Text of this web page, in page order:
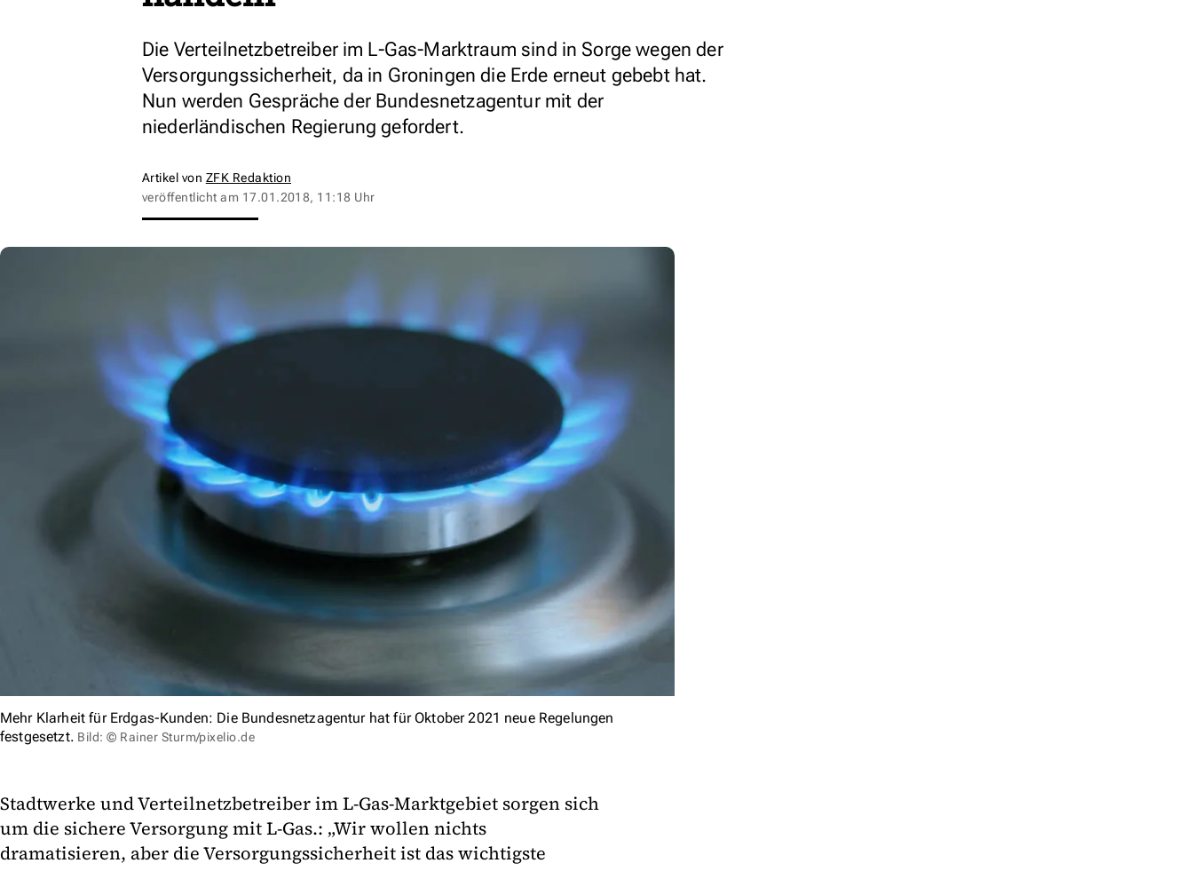
Die Verteilnetzbetreiber im L-Gas-Marktraum sind in Sorge wegen der
Versorgungssicherheit, da in Groningen die Erde erneut gebebt hat.
Nun werden Gespräche der Bundesnetzagentur mit der
niederländischen Regierung gefordert.
Artikel von ZFK Redaktion
veröffentlicht am 17.01.2018, 11:18 Uhr
Mehr Klarheit für Erdgas-Kunden: Die Bundesnetzagentur hat für Oktober 2021 neue Regelungen
festgesetzt. Bild: © Rainer Sturm/pixelio.de
Stadtwerke und Verteilnetzbetreiber im L-Gas-Marktgebiet sorgen sich
um die sichere Versorgung mit L-Gas.: „Wir wollen nichts
dramatisieren, aber die Versorgungssicherheit ist das wichtigste